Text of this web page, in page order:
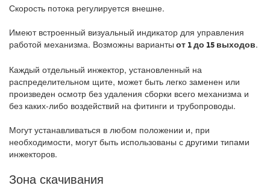
Скорость потока регулируется внешне.
Имеют встроенный визуальный индикатор для управления
работой механизма. Возможны варианты от 1 до 15 выходов.
Каждый отдельный инжектор, установленный на
распределительном щите, может быть легко заменен или
произведен осмотр без удаления сборки всего механизма и
без каких-либо воздействий на фитинги и трубопроводы.
Могут устанавливаться в любом положении и, при
необходимости, могут быть использованы с другими типами
инжекторов.
Зона скачивания